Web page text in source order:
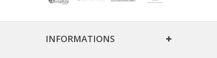
INFORMATIONS